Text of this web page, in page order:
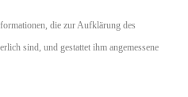
die zur Aufklärung des
sind, und gestattet ihm angemessene